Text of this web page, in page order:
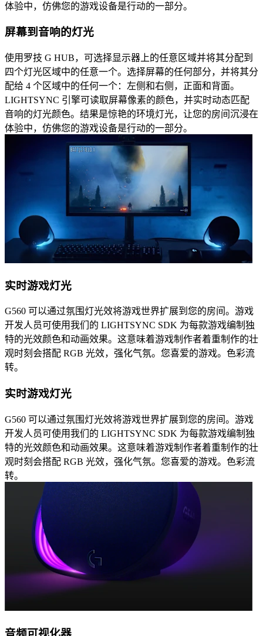
体验中，仿佛您的游戏设备是行动的一部分。
屏幕到音响的灯光
使用罗技 G HUB，可选择显示器上的任意区域并将其分配到
四个灯光区域中的任意一个。选择屏幕的任何部分，并将其分
配给 4 个区域中的任何一个：左侧和右侧，正面和背面。
LIGHTSYNC 引擎可读取屏幕像素的颜色，并实时动态匹配
音响的灯光颜色。结果是惊艳的环境灯光，让您的房间沉浸在
体验中，仿佛您的游戏设备是行动的一部分。
实时游戏灯光
G560 可以通过氛围灯光效将游戏世界扩展到您的房间。游戏
开发人员可使用我们的 LIGHTSYNC SDK 为每款游戏编制独
特的光效颜色和动画效果。这意味着游戏制作者着重制作的壮
观时刻会搭配 RGB 光效，强化气氛。您喜爱的游戏。色彩流
转。
实时游戏灯光
G560 可以通过氛围灯光效将游戏世界扩展到您的房间。游戏
开发人员可使用我们的 LIGHTSYNC SDK 为每款游戏编制独
特的光效颜色和动画效果。这意味着游戏制作者着重制作的壮
观时刻会搭配 RGB 光效，强化气氛。您喜爱的游戏。色彩流
转。
音频可视化器